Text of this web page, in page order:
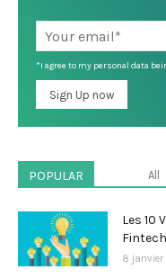
*I agree to my personal data
POPULAR All
Les 10
8 janvier